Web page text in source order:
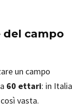
del campo
un campo
60 ettari: in Italia
vasta.